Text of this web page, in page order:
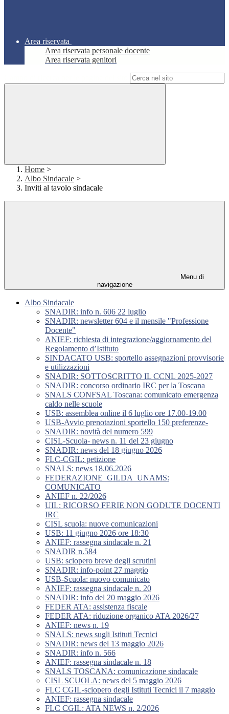
Area riservata
Area riservata personale docente
Area riservata genitori
Home >
Albo Sindacale >
Inviti al tavolo sindacale
Menu di
navigazione
Albo Sindacale
SNADIR: info n. 606 22 luglio
SNADIR: newsletter 604 e il mensile "Professione
Docente"
ANIEF: richiesta di integrazione/aggiornamento del
Regolamento d’Istituto
SINDACATO USB: sportello assegnazioni provvisorie
e utilizzazioni
SNADIR: SOTTOSCRITTO IL CCNL 2025-2027
SNADIR: concorso ordinario IRC per la Toscana
SNALS CONFSAL Toscana: comunicato emergenza
caldo nelle scuole
USB: assemblea online il 6 luglio ore 17.00-19.00
USB-Avvio prenotazioni sportello 150 preferenze-
SNADIR: novità del numero 599
CISL-Scuola- news n. 11 del 23 giugno
SNADIR: news del 18 giugno 2026
FLC-CGIL: petizione
SNALS: news 18.06.2026
FEDERAZIONE_GILDA_UNAMS:
COMUNICATO
ANIEF n. 22/2026
UIL: RICORSO FERIE NON GODUTE DOCENTI
IRC
CISL scuola: nuove comunicazioni
USB: 11 giugno 2026 ore 18:30
ANIEF: rassegna sindacale n. 21
SNADIR n.584
USB: sciopero breve degli scrutini
SNADIR: info-point 27 maggio
USB-Scuola: nuovo comunicato
ANIEF: rassegna sindacale n. 20
SNADIR: info del 20 maggio 2026
FEDER ATA: assistenza fiscale
FEDER ATA: riduzione organico ATA 2026/27
ANIEF: news n. 19
SNALS: news sugli Istituti Tecnici
SNADIR: news del 13 maggio 2026
SNADIR: info n. 566
ANIEF: rassegna sindacale n. 18
SNALS TOSCANA: comunicazione sindacale
CISL SCUOLA: news del 5 maggio 2026
FLC CGIL-sciopero degli Istituti Tecnici il 7 maggio
ANIEF: rassegna sindacale
FLC CGIL: ATA NEWS n. 2/2026